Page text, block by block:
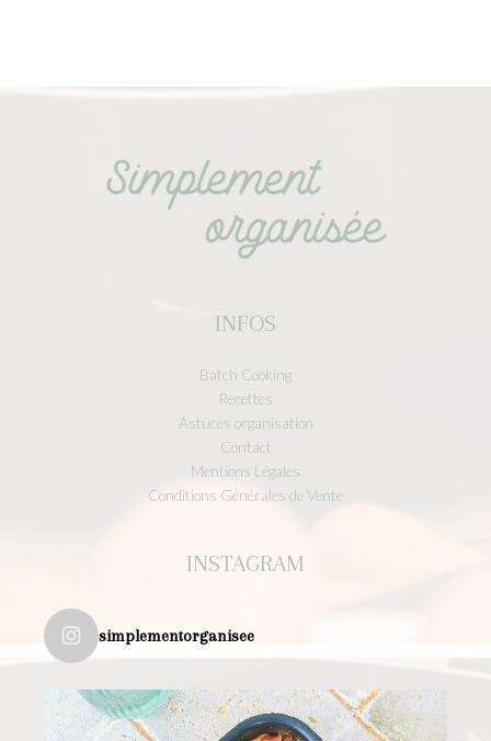
INFOS
Batch Cooking
Recettes
Astuces organisation
Contact
Mentions Légales
Conditions Générales de Vente
INSTAGRAM
simplementorganisee